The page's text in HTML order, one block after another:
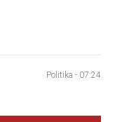
Politika - 07:24